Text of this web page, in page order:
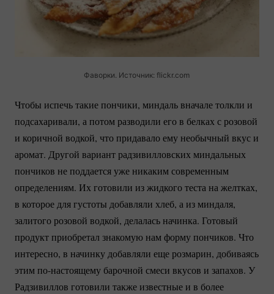
Фаворки. Источник: flickr.com
Чтобы испечь такие пончики, миндаль вначале толкли и
подсахаривали, а потом разводили его в белках с розовой
и коричной водкой, что придавало ему необычный вкус и
аромат. Другой вариант радзивилловских миндальных
пончиков не поддается уже никаким современным
определениям. Их готовили из жидкого теста на желтках,
в которое для густоты добавляли хлеб, а из миндаля,
залитого розовой водкой, делалась начинка. Готовый
продукт приобретал знакомую нам форму пончиков. Что
интересно, в начинку добавляли еще розмарин, добиваясь
этимпо-настоящему барочной смеси вкусов и запахов. У
Радзивиллов готовили также известные и в более